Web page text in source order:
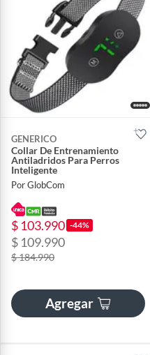
GENERICO
Collar De Entrenamiento
Antiladridos Para Perros
Inteligente
Por GlobCom
$ 103.990 -44%
$ 109.990
$ 184.990
Agregar